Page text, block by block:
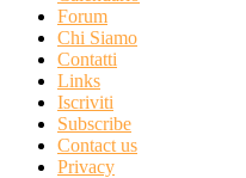
Forum
Chi Siamo
Contatti
Links
Iscriviti
Subscribe
Contact us
Privacy